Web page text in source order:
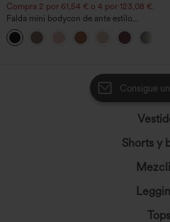
Consigue
Compra 2 por 61,54 € o 4 por 123,08 €.
Falda mini bodycon de ante estilo
crossover, talle alto, 2 en 1, dobladillo
con flecos, para fiesta
Shorts y
Tops